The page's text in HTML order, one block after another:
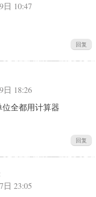
日 10:47
回复
日 18:26
全都用计算器
回复
日 23:05